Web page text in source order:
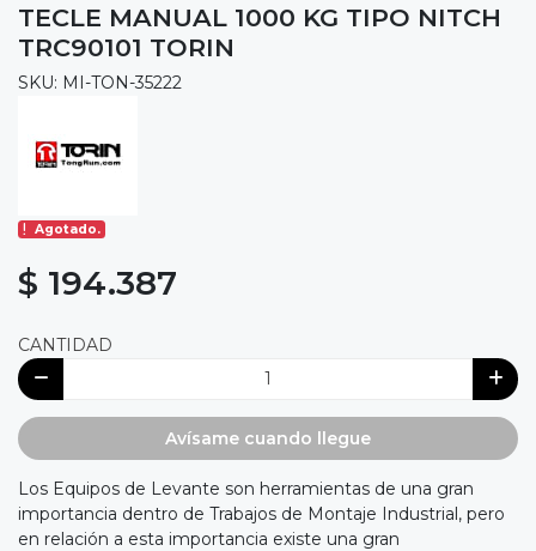
TECLE MANUAL 1000 KG TIPO NITCH
TRC90101 TORIN
SKU: MI-TON-35222
Agotado.
$ 194.387
CANTIDAD
Avísame cuando llegue
Los Equipos de Levante son herramientas de una gran
importancia dentro de Trabajos de Montaje Industrial, pero
en relación a esta importancia existe una gran